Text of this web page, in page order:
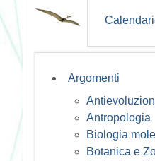
Argomenti
Antropologia
Biologia
Botanica e